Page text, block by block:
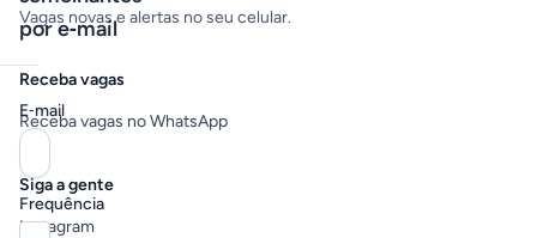
por e‑mail
E‑mail
Frequência
Vagas novas e alertas no seu celular.
Receba vagas
Receba vagas no WhatsApp
Siga a gente
Instagram